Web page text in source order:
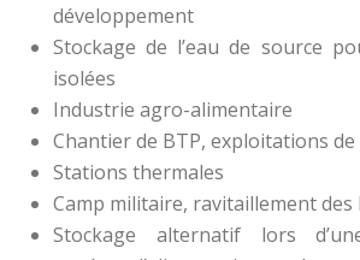
développement
Stockage de l’eau de source
isolées
Industrie agro-alimentaire
Chantier de BTP, exploitations
Stations thermales
Camp militaire, ravitaillement des
Stockage alternatif lors